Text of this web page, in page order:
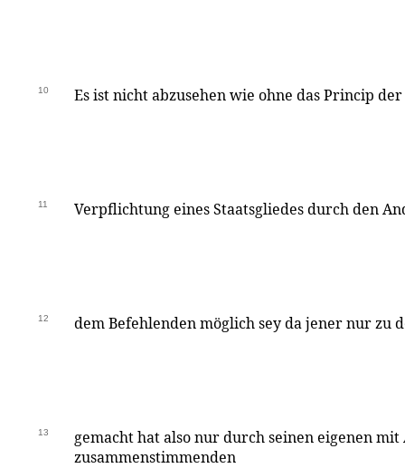
10 Es ist nicht abzusehen wie ohne das Princip
11 Verpflichtung eines Staatsgliedes durch den
12 dem Befehlenden möglich sey da jener nur zu
13
gemacht hat also nur durch seinen eigenen
zusammenstimmenden